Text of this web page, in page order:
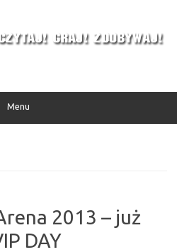
Menu
2013 – już
DAY